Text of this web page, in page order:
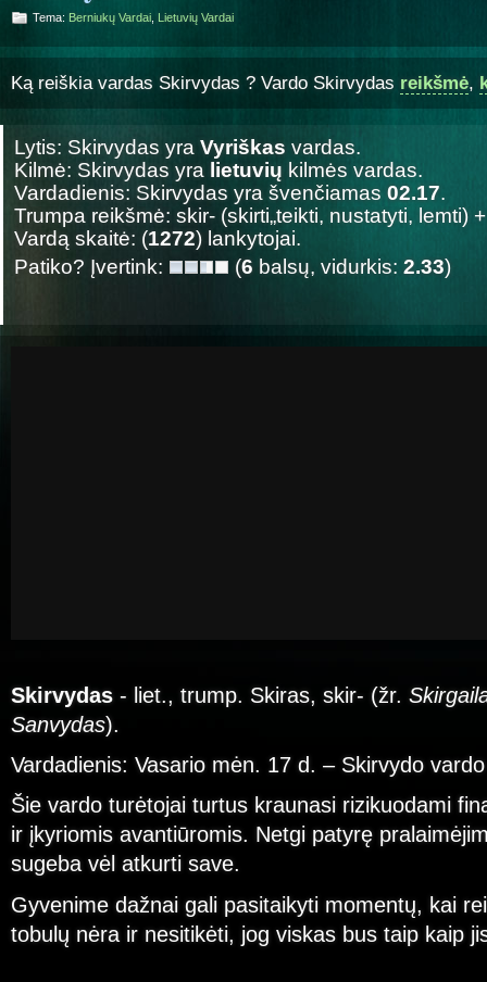
Tema: Berniukų Vardai Lietuvių Vardai
Ką reiškia vardas Skirvydas ? Vardo Skirvydas reikšmė,
Lytis: Skirvydas yra Vyriškas vardas.
Kilmė: Skirvydas yra lietuvių kilmės vardas.
Vardadienis: Skirvydas yra švenčiamas 02.17.
Trumpa reikšmė: skir- (skirti„teikti, nustatyti, lemti)
Vardą skaitė: (1272) lankytojai.
Patiko? Įvertink:
(6 balsų, vidurkis: 2.33)
Skirvydas - liet., trump. Skiras, skir- (žr.
Sanvydas).
Vardadienis: Vasario mėn. 17 d. – Skirvydo
Šie vardo turėtojai turtus kraunasi rizikuodami
ir įkyriomis avantiūromis. Netgi patyrę
sugeba vėl atkurti save.
Gyvenime dažnai gali pasitaikyti momentų, kai
tobulų nėra ir nesitikėti, jog viskas bus taip kaip